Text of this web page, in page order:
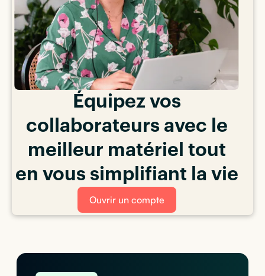
Équipez vos
collaborateurs avec le
meilleur matériel tout
en vous simplifiant la vie
Ouvrir un compte